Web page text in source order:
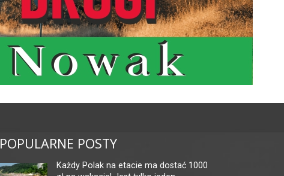
POPULARNE POSTY
Każdy Polak na etacie ma dostać 1000